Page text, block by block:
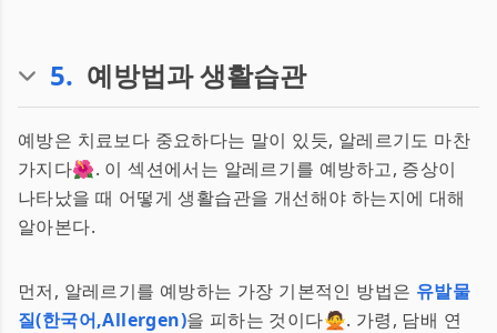
5. 예방법과 생활습관
예방은 치료보다 중요하다는 말이 있듯, 알레르기도 마찬
가지다🌺. 이 섹션에서는 알레르기를 예방하고, 증상이
나타났을 때 어떻게 생활습관을 개선해야 하는지에 대해
알아본다.
먼저, 알레르기를 예방하는 가장 기본적인 방법은 유발물
질(한국어,Allergen)을 피하는 것이다🙅. 가령, 담배 연